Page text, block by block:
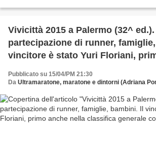
Vivicittà 2015 a Palermo (32^
partecipazione di runner,
vincitore è stato Yuri Floriani,
Pubblicato su 15/04/PM 21:30
Da Ultramaratone, maratone e dintorni (Adriana